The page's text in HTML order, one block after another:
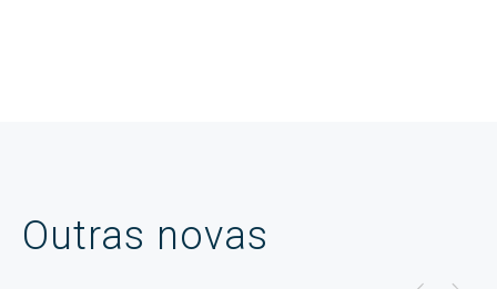
Outras novas